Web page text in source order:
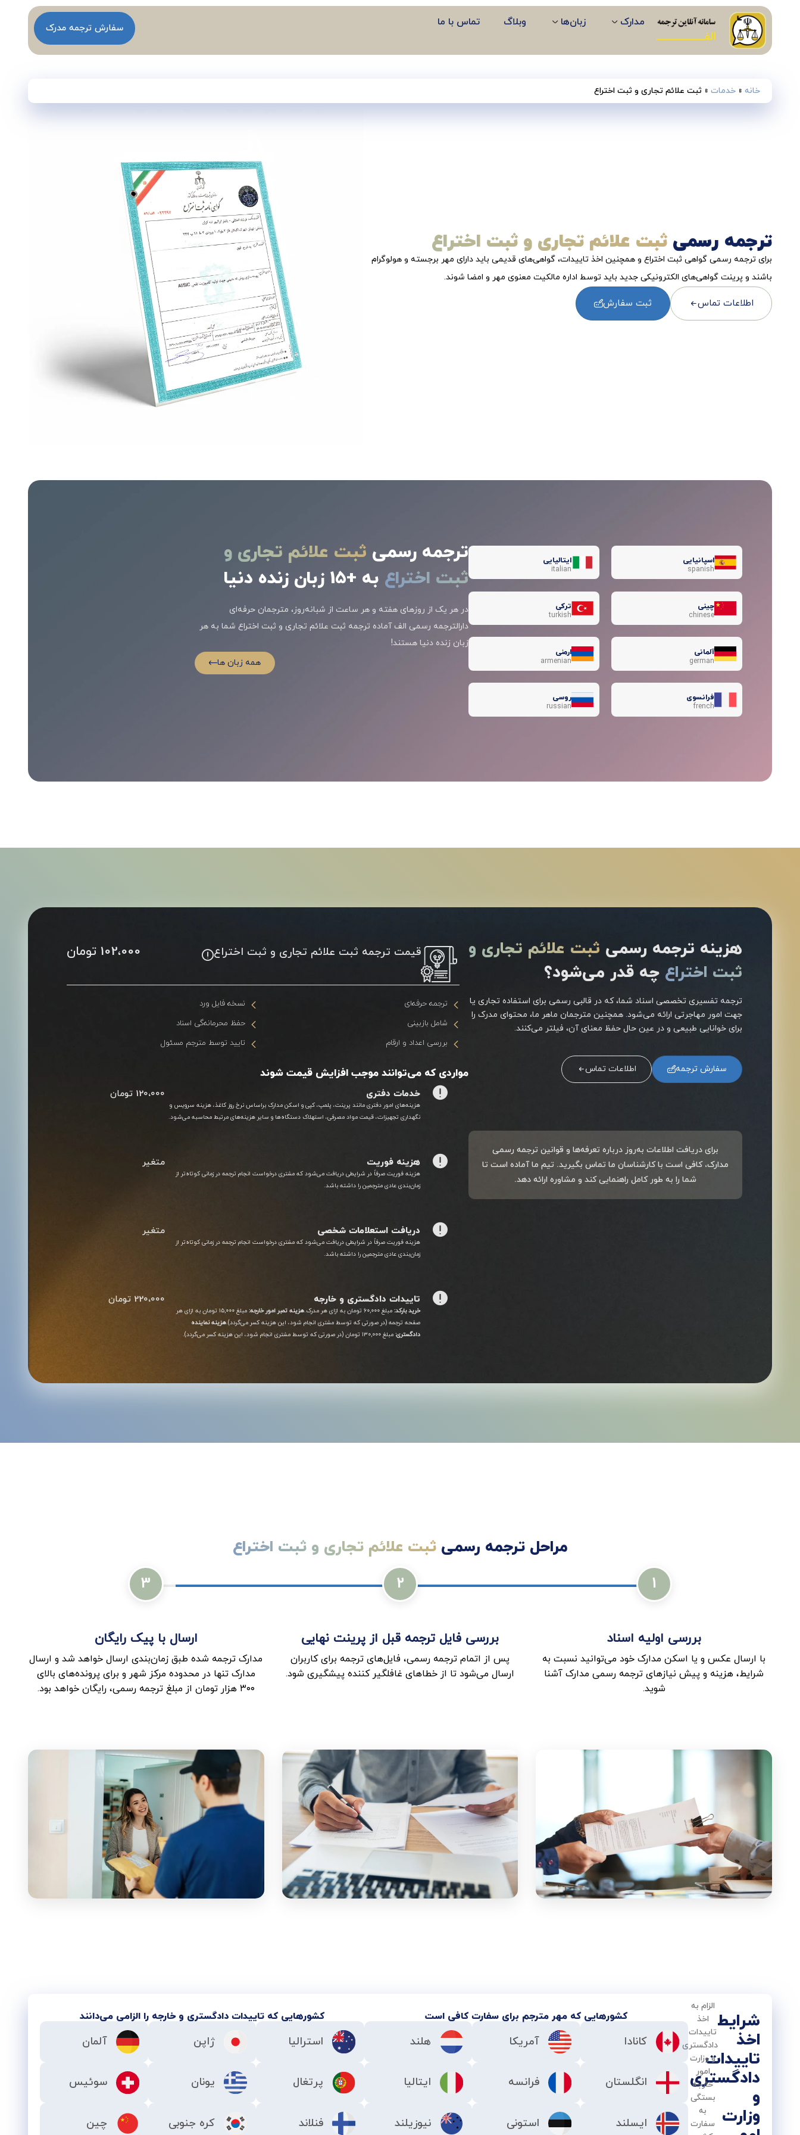
مدارک زبان‌ها وبلاگ تماس با ما سفارش ترجمه مدرک
خانه » خدمات » ثبت علائم تجاری و ثبت اختراع
ترجمه رسمی ثبت علائم تجاری و ثبت اختراع
برای ترجمه رسمی گواهی ثبت اختراع و همچنین اخذ تاییدات، گواهی‌های قدیمی باید دارای مهر برجسته و هولوگرام
باشند و پرینت گواهی‌های الکترونیکی جدید باید توسط اداره مالکیت معنوی مهر و امضا شوند.
اطلاعات تماس ثبت سفارش
اسپانیایی
spanish
ایتالیایی
italian
چینی
chinese
ترکی
turkish
آلمانی
german
ارمنی
armenian
فرانسوی
french
روسی
russian
ترجمه رسمی ثبت علائم تجاری و
ثبت اختراع به +15 زبان زنده دنیا
در هر یک از روزهای هفته و هر ساعت از شبانه‌روز، مترجمان حرفه‌ای
دارالترجمه رسمی الف آماده ترجمه ثبت علائم تجاری و ثبت اختراع شما به هر
زبان زنده دنیا هستند!
همه زبان ها
هزینه ترجمه رسمی ثبت علائم تجاری و
ثبت اختراع چه قدر می‌شود؟
ترجمه تفسیری تخصصی اسناد شما، که در قالبی رسمی برای استفاده تجاری یا
جهت امور مهاجرتی ارائه می‌شود. همچنین مترجمان ماهر ما، محتوای مدرک را
برای خوانایی طبیعی و در عین حال حفظ معنای آن، فیلتر می‌کنند.
سفارش ترجمه اطلاعات تماس
برای دریافت اطلاعات به‌روز درباره تعرفه‌ها و قوانین ترجمه رسمی
مدارک، کافی است با کارشناسان ما تماس بگیرید. تیم ما آماده است تا
شما را به طور کامل راهنمایی کند و مشاوره ارائه دهد.
قیمت ترجمه ثبت علائم تجاری و ثبت اختراع 102،000 تومان
ترجمه حرفه‌ای
شامل بازبینی
بررسی اعداد و ارقام
نسخه فایل ورد
حفظ محرمانه‌گی اسناد
تایید توسط مترجم مسئول
مواردی که می‌توانند موجب افزایش قیمت شوند
خدمات دفتری
هزینه‌های امور دفتری مانند پرینت، پلمپ، کپی و اسکن مدارک براساس نرخ روز کاغذ، هزینه سرویس و
نگهداری تجهیزات، قیمت مواد مصرفی، استهلاک دستگاه‌ها و سایر هزینه‌های مرتبط محاسبه می‌شود.
120،000 تومان
هزینه فوریت
هزینه فوریت صرفاً در شرایطی دریافت می‌شود که مشتری درخواست انجام ترجمه در زمانی کوتاه‌تر از
زمان‌بندی عادی مترجمین را داشته باشد.
متغیر
دریافت استعلامات شخصی
هزینه فوریت صرفاً در شرایطی دریافت می‌شود که مشتری درخواست انجام ترجمه در زمانی کوتاه‌تر از
زمان‌بندی عادی مترجمین را داشته باشد.
متغیر
تاییدات دادگستری و خارجه
خرید بارکد: مبلغ ۶۰,۰۰۰ تومان به ازای هر مدرک. هزینه تمبر امور خارجه:
مبلغ ۱۵,۰۰۰ تومان به ازای هر
صفحه ترجمه (در صورتی که توسط مشتری انجام شود، این هزینه کسر می‌گردد).هزینه نماینده
دادگستری: مبلغ ۱۳۰,۰۰۰ تومان (در صورتی که توسط مشتری انجام شود، این هزینه کسر می‌گردد).
220،000 تومان
مراحل ترجمه رسمی ثبت علائم تجاری و ثبت اختراع
1
بررسی اولیه اسناد
با ارسال عکس و یا اسکن مدارک خود می‌توانید نسبت به
شرایط، هزینه و پیش نیازهای ترجمه رسمی مدارک آشنا
شوید.
2
بررسی فایل ترجمه قبل از پرینت نهایی
پس از اتمام ترجمه رسمی، فایل‌های ترجمه برای کاربران
ارسال می‌شود تا از خطاهای غافلگیر کننده پیشگیری شود.
3
ارسال با پیک رایگان
مدارک ترجمه شده طبق زمان‌بندی ارسال خواهد شد و ارسال
مدارک تنها در محدوده مرکز شهر و برای پرونده‌های بالای
۳۰۰ هزار تومان از مبلغ ترجمه رسمی، رایگان خواهد بود.
شرایط
اخذ
تاییدات
دادگستری
و
وزارت
الزام به
اخذ
تاییدات
دادگستری
و وزارت
امور
خارجه
بستگی
به
سفارت
کشورهایی که مهر مترجم برای سفارت کافی است
کانادا آمریکا هلند
انگلستان فرانسه ایتالیا
ایسلند استونی نیوزیلند
کشورهایی که تاییدات دادگستری و خارجه را الزامی می‌دانند
استرالیا ژاپن آلمان
پرتغال یونان سوئیس
فنلاند کره جنوبی چین